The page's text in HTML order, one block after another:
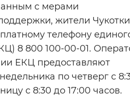
с мерами
жители
телефону
8 800 100-00-01.
ЕКЦ предоставляют
по четверг с
с 8:30 до 17:00 часов.